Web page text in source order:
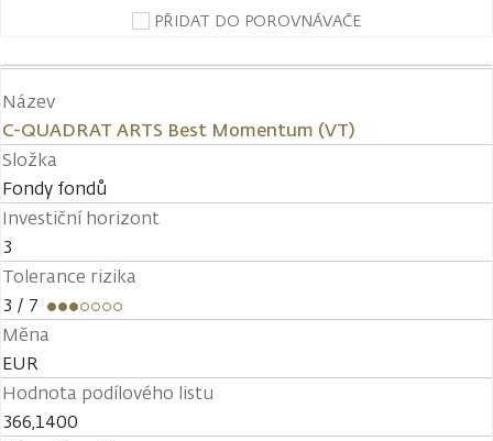
PŘIDAT DO POROVNÁVAČE
Název
C-QUADRAT ARTS Best Momentum (VT)
Složka
Fondy fondů
Investiční horizont
3
Tolerance rizika
3 / 7
Měna
EUR
Hodnota podílového listu
366,1400